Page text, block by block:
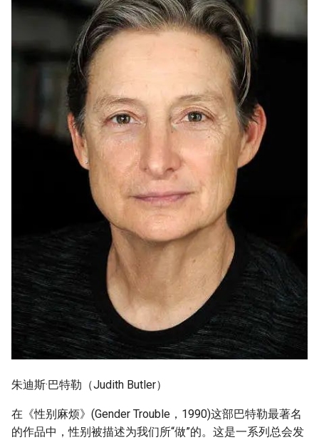
朱迪斯·巴特勒（Judith Butler）
在《性别麻烦》(Gender Trouble，1990)这部巴特勒最著名
的作品中，性别被描述为我们所“做”的。这是一系列总会发